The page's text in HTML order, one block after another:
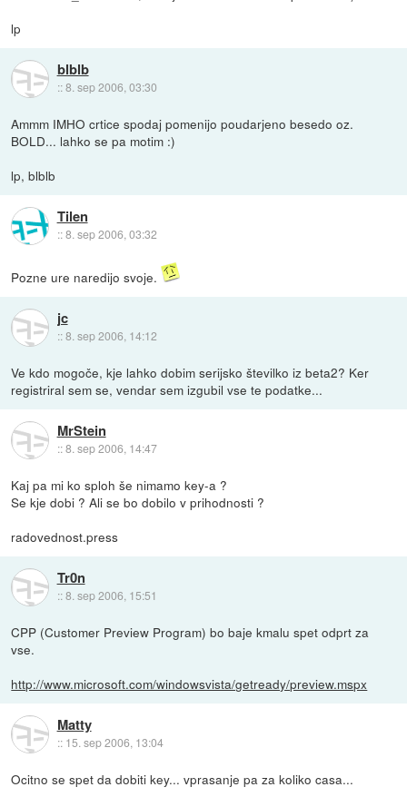
lp
blblb
::8. sep 2006, 03:30
Ammm IMHO crtice spodaj pomenijo poudarjeno besedo oz.
BOLD... lahko se pa motim :)
lp, blblb
Tilen
::8. sep 2006, 03:32
Pozne ure naredijo svoje.
jc
::8. sep 2006, 14:12
Ve kdo mogoče, kje lahko dobim serijsko številko iz beta2? Ker
registriral sem se, vendar sem izgubil vse te podatke...
MrStein
::8. sep 2006, 14:47
Kaj pa mi ko sploh še nimamo key-a ?
Se kje dobi ? Ali se bo dobilo v prihodnosti ?
radovednost.press
Tr0n
::8. sep 2006, 15:51
CPP (Customer Preview Program) bo baje kmalu spet odprt za
vse.
http://www.microsoft.com/windowsvista/getready/preview.mspx
Matty
:: 15. sep 2006, 13:04
Ocitno se spet da dobiti key... vprasanje pa za koliko casa...